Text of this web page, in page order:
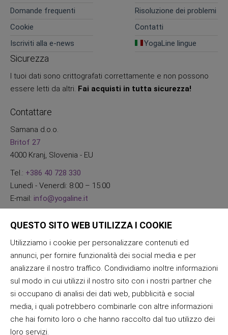
Domande frequenti
Risoluzione dei problemi
Cookie
Contatti
Iscriviti alla e-news
YogaLine lingue
Sicurezza
I tuoi dati sono crittografati correttamente e non possono
essere letti da altri. Fai acquisti in tutta sicurezza!
Contattare
Samana d.o.o.
Britof 27
4000 Kranj, Slovenia - EU
Tel.: +386 40 728 330
Lunedì - Venerdì: 8:00 – 15:00
E-mail: info@yogaline.it
QUESTO SITO WEB UTILIZZA I COOKIE
Utilizziamo i cookie per personalizzare contenuti ed
annunci, per fornire funzionalità dei social media e per
analizzare il nostro traffico. Condividiamo inoltre informazioni
sul modo in cui utilizzi il nostro sito con i nostri partner che
si occupano di analisi dei dati web, pubblicità e social
media, i quali potrebbero combinarle con altre informazioni
che hai fornito loro o che hanno raccolto dal tuo utilizzo dei
loro servizi.